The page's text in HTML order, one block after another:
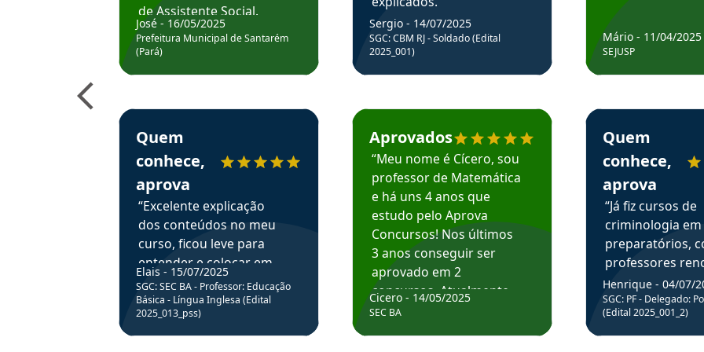
de Assistente Social.
Hoje estou atuando na
Prefeitura de Santarém.
José - 16/05/2025
Prefeitura Municipal de Santarém
(Pará)
Estudante Elais recomenda o Aprova Concursos em depoimento
Quem
conhece,
aprova
“Excelente explicação
dos conteúdos no meu
curso, ficou leve para
entender e colocar em
prática através da
resolução de questões.”
Elais - 15/07/2025
SGC: SEC BA - Professor: Educação
Básica - Língua Inglesa (Edital
2025_013_pss)
Sergio - 14/07/2025
SGC: CBM RJ - Soldado (Edital
2025_001)
Estudante Cicero recomenda o Aprova Concursos em depoimento
Aprovados
“Meu nome é Cícero, sou
professor de Matemática
e há uns 4 anos que
estudo pelo Aprova
Concursos! Nos últimos
3 anos conseguir ser
aprovado em 2
concursos. Atualmente,
estou atuando como
Cicero - 14/05/2025
SEC BA
Mário - 11/04/2025
SEJUSP
Estudante Henrique
Quem
conhece,
aprova
“Já fiz cursos de
criminologia em
preparatórios,
professores
fiz curso em pós
graduação.
Professor do
sem dúvida, o
Henrique - 04/07/
SGC: PF - Delegado:
(Edital 2025_001_2)